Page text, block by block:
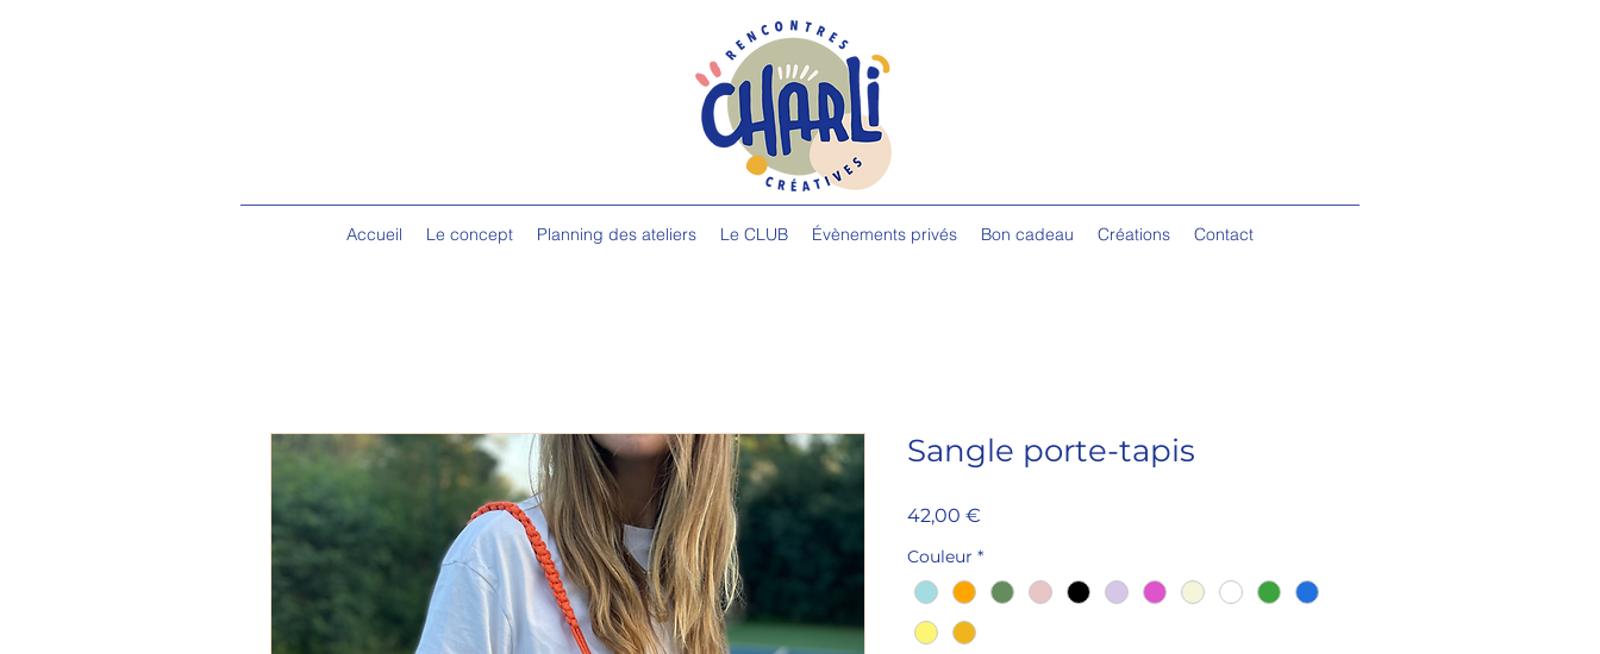
Accueil Le concept Planning des ateliers Le CLUB Évènements privés Bon cadeau Créations Contact
Sangle porte-tapis
42,00 €
Couleur *